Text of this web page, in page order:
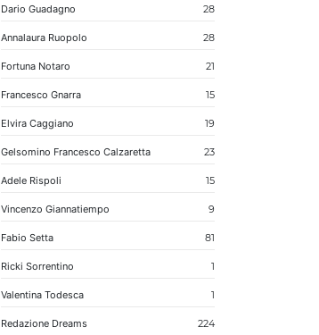
Dario Guadagno 28
Annalaura Ruopolo 28
Fortuna Notaro 21
Francesco Gnarra 15
Elvira Caggiano 19
Gelsomino Francesco Calzaretta 23
Adele Rispoli 15
Vincenzo Giannatiempo 9
Fabio Setta 81
Ricki Sorrentino 1
Valentina Todesca 1
Redazione Dreams 224